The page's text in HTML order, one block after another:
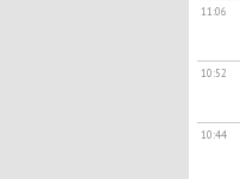
11:06
10:52
10:44